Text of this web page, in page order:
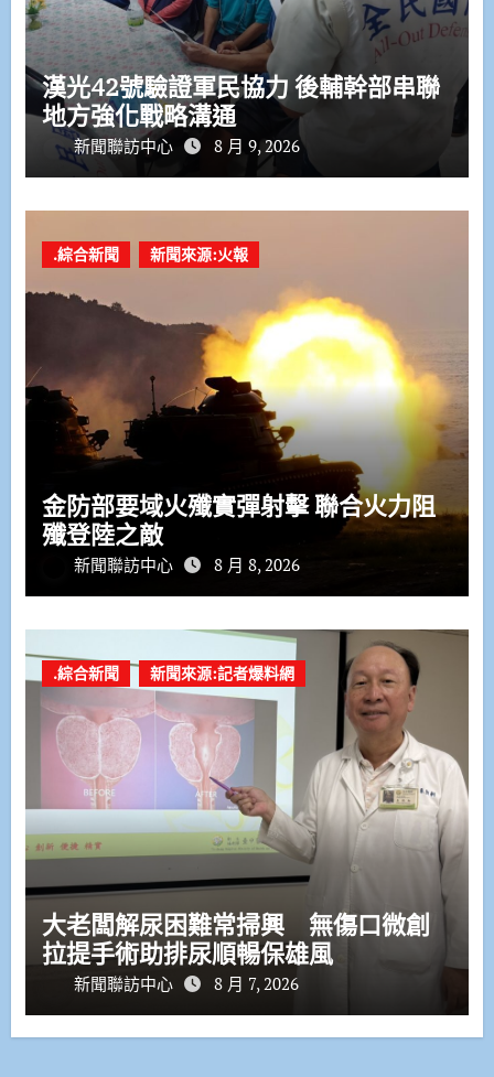
漢光42號驗證軍民協力 後輔幹部串聯
地方強化戰略溝通
新聞聯訪中心 8 月 9, 2026
.綜合新聞 新聞來源:火報
金防部要域火殲實彈射擊 聯合火力阻
殲登陸之敵
新聞聯訪中心 8 月 8, 2026
.綜合新聞 新聞來源:記者爆料網
大老闆解尿困難常掃興 無傷口微創
拉提手術助排尿順暢保雄風
新聞聯訪中心 8 月 7, 2026